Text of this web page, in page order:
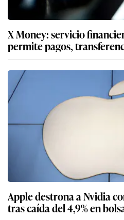
X Money: servicio
permite pagos,
Apple destrona a Nvidia
tras caída del 4,9% en